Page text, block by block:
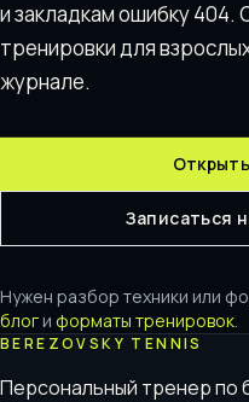
и закладкам ошибку 404.
тренировки для
журнале.
Записаться
Нужен разбор техники или
блог и форматы тренировок.
BEREZOVSKY TENNIS
Персональный тренер по